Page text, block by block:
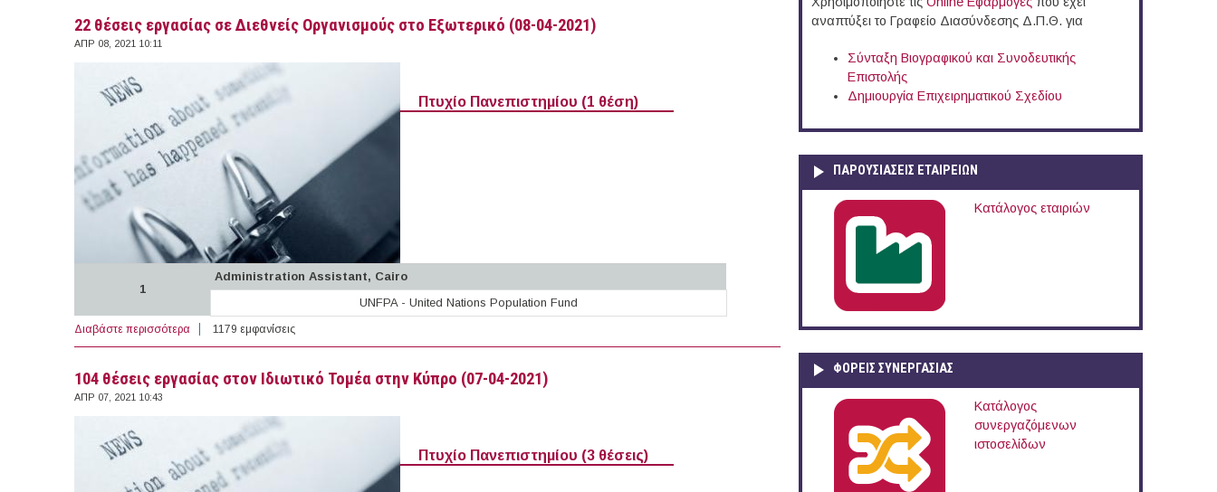
22 θέσεις εργασίας σε Διεθνείς Οργανισμούς στο Εξωτερικό (08-04-2021)
ΑΠΡ 08, 2021 10:11
Πτυχίο Πανεπιστημίου (1 θέση)
1
Administration Assistant, Cairo
UNFPA - United Nations Population Fund
Διαβάστε περισσότερα για 22 θέσεις εργασίας σε Διεθνείς Οργανισμούς στο Εξωτερικό (08-04-2021)
1179 εμφανίσεις
104 θέσεις εργασίας στον Ιδιωτικό Τομέα στην Κύπρο (07-04-2021)
ΑΠΡ 07, 2021 10:43
Πτυχίο Πανεπιστημίου (3 θέσεις)
αναπτύξει το Γραφείο Διασύνδεσης Δ.Π.Θ. για
Σύνταξη Βιογραφικού και Συνοδευτικής
Επιστολής
Δημιουργία Επιχειρηματικού Σχεδίου
ΠΑΡΟΥΣΙΆΣΕΙΣ ΕΤΑΙΡΕΙΏΝ
Κατάλογος εταιριών
ΦΟΡΕΙΣ ΣΥΝΕΡΓΑΣΙΑΣ
Κατάλογος
συνεργαζόμενων
ιστοσελίδων